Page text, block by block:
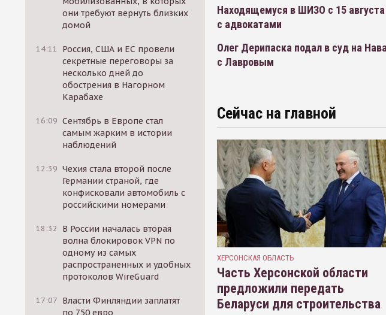
они требуют вернуть близких
домой
14:11
Россия, США и ЕС провели
секретные переговоры за
несколько дней до
обострения в Нагорном
Карабахе
16:09 Сентябрь в Европе стал
самым жарким в истории
наблюдений
12:39 Чехия стала второй после
Германии страной, где
конфисковали автомобиль с
российскими номерами
18:32
В России началась вторая
волна блокировок VPN по
одному из самых
распространенных и удобных
протоколов WireGuard
17:07 Власти Финляндии заплатят
по 750 евро
Находящемуся в ШИЗО с 15
с адвокатами
Олег Дерипаска подал в суд на
с Лавровым
Сейчас на главной
ХЕРСОНСКАЯ ОБЛАСТЬ
Часть Херсонской области
предложили передать
Беларуси для строительства